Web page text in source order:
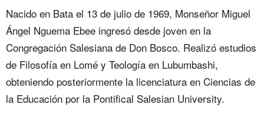
Nacido en Bata el 13 de julio de 1969, Monseñor Miguel
Ángel Nguema Ebee ingresó desde joven en la
Congregación Salesiana de Don Bosco. Realizó estudios
de Filosofía en Lomé y Teología en Lubumbashi,
obteniendo posteriormente la licenciatura en Ciencias de
la Educación por la Pontifical Salesian University.